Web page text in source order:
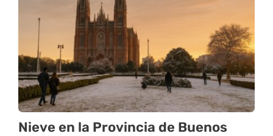
Nieve en la Provincia de Buenos